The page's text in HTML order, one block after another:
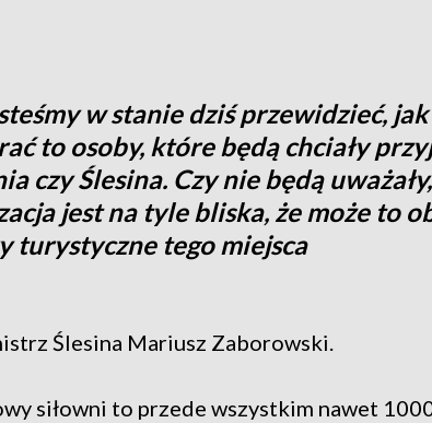
w stanie dziś przewidzieć,
to osoby, które będą chciały
czy Ślesina. Czy nie będą
jest na tyle bliska, że może to
turystyczne tego miejsca
Ślesina Mariusz Zaborowski.
siłowni to przede wszystkim nawet